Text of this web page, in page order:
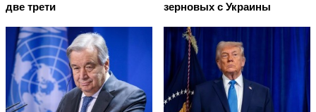
две трети
зерновых с Украины